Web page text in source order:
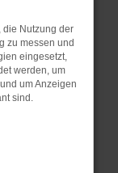
sportliches
passende
flexible
die es
zu fairen
ist für uns
die Nutzung der
zu messen und
eingesetzt,
werden, um
um Anzeigen
sind.